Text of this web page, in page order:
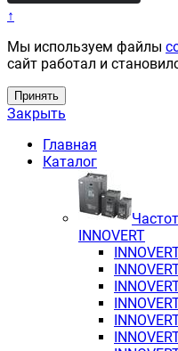
↑
Мы используем файлы
сайт работал и
Принять
Закрыть
Главная
Каталог
INNOVERT